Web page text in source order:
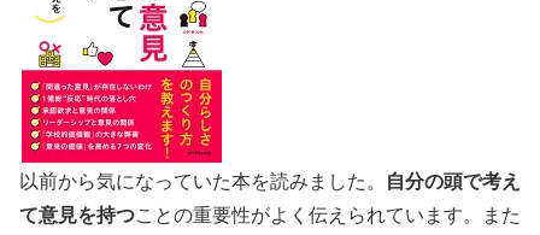
以前から気になっていた本を読みました。
自分の頭で考え
て意見を持つことの重要性がよく伝えられています。また